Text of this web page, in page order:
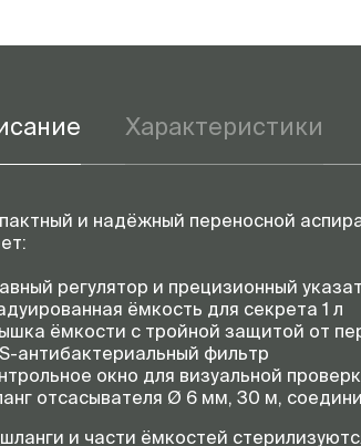
Характеристики
и надёжный переносной
регулятор и прецизионный
ёмкость для секрета 1 л
ёмкости с тройной защитой от
антибактериальный фильтр
окно для визуальной
отсасывателя Ø 6 мм, 30 м,
и части ёмкостей